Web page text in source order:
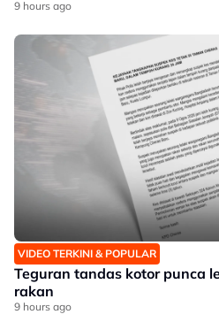
9 hours ago
VIDEO TERKINI & POPULAR
Teguran tandas kotor punca
rakan
9 hours ago